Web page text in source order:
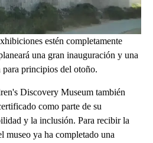
estén completamente
una gran inauguración y una
principios del otoño.
Discovery Museum también
como parte de su
y la inclusión. Para recibir la
museo ya ha completado una